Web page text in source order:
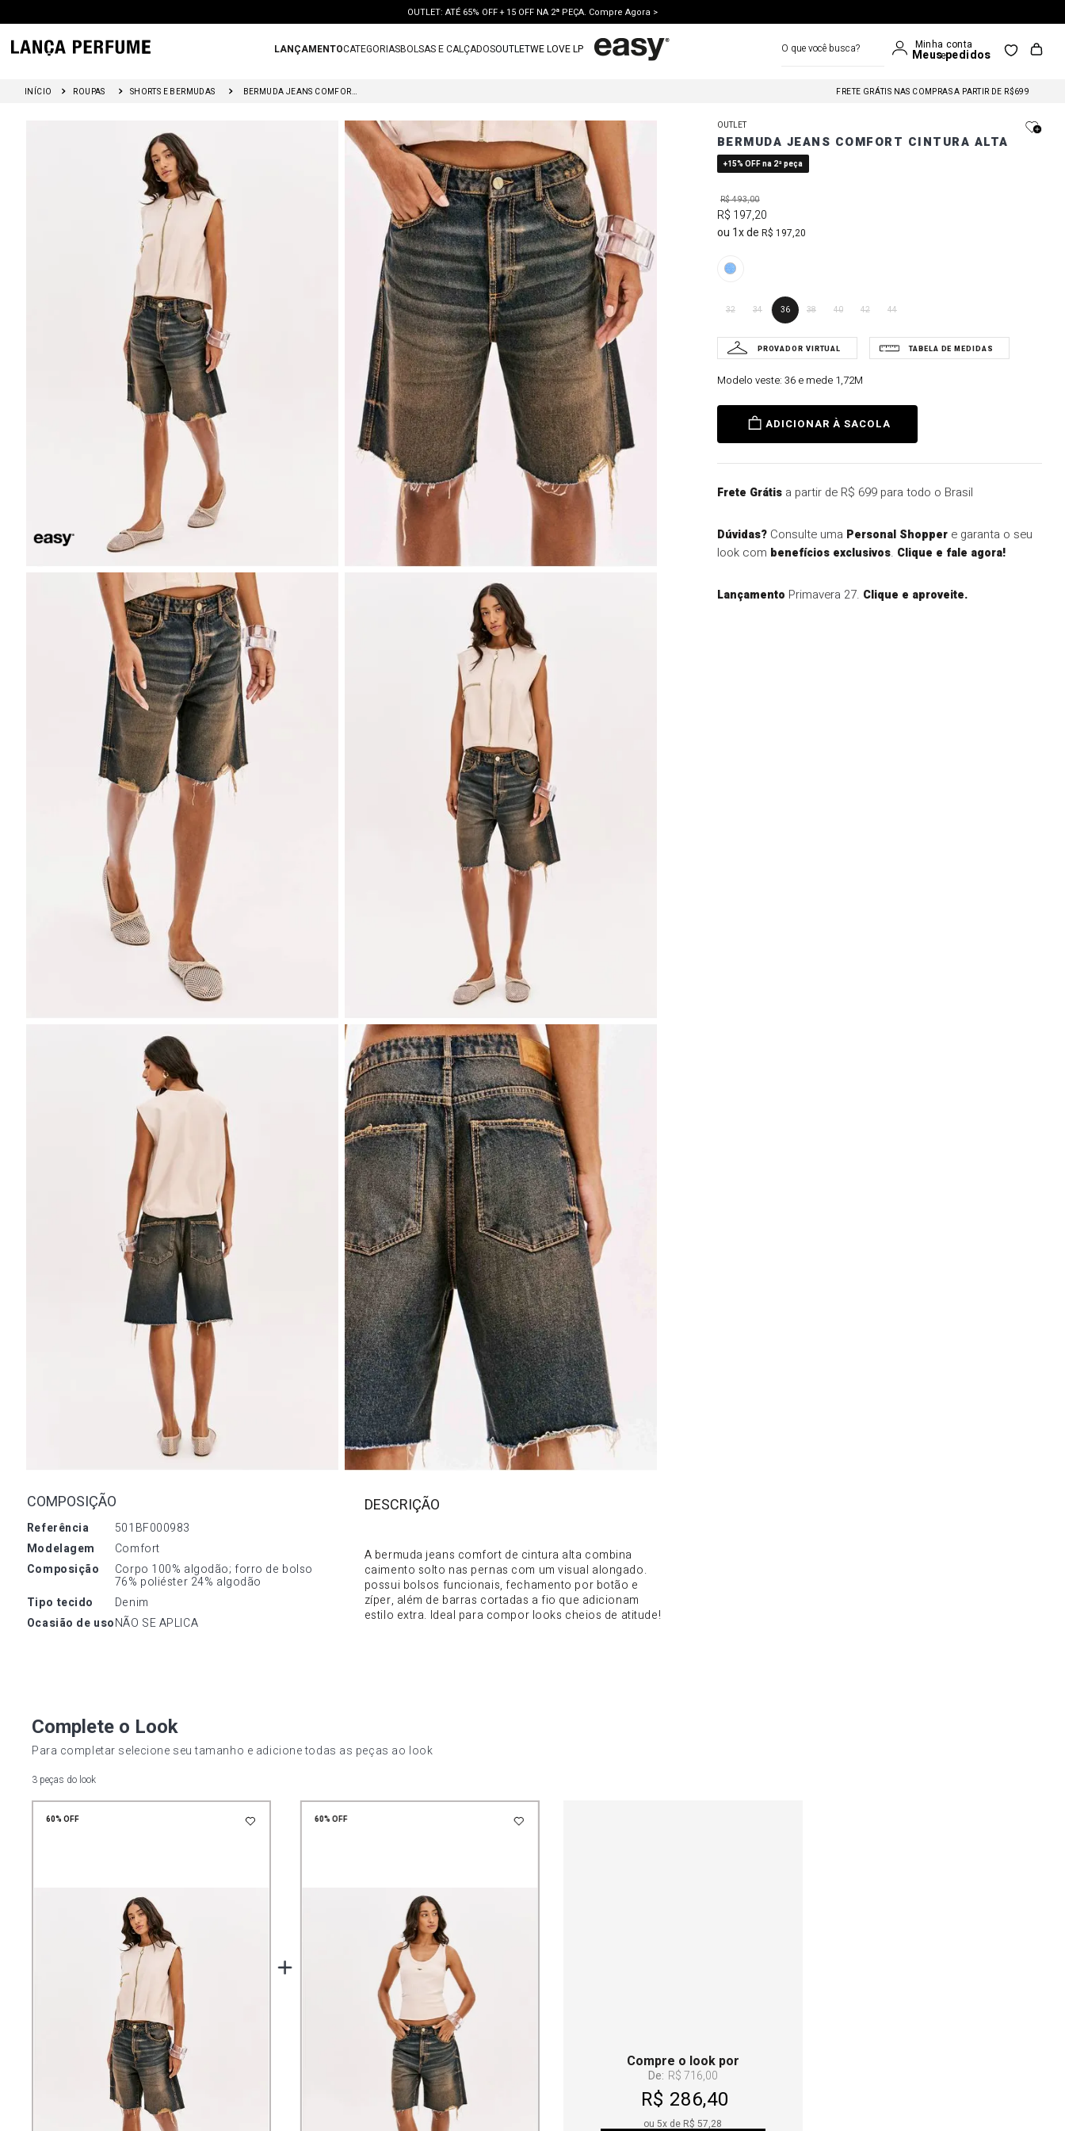
OUTLET: ATÉ 65% OFF + 15 OFF NA 2ª PEÇA. Compre Agora >
LANÇAMENTOCATEGORIASBOLSAS E CALÇADOSOUTLETWE LOVE LP
ROUPAS SHORTS E BERMUDAS BERMUDA JEANS COMFORT CINTURA ALTA FRETE GRÁTIS NAS COMPRAS A PARTIR DE R$699
FRETE GRÁTIS NAS COMPRAS A PARTIR DE R$699
COMPOSIÇÃO
referência
501BF000983
modelagem
Comfort
composição
Corpo 100% algodão; forro de bolso
76% poliéster 24% algodão
tipo tecido
Denim
ocasião de usoNÃO SE APLICA
A bermuda jeans comfort de cintura alta combina
caimento solto nas pernas com um visual alongado.
possui bolsos funcionais, fechamento por botão e
zíper, além de barras cortadas a fio que adicionam
estilo extra. Ideal para compor looks cheios de atitude!
OUTLET
BERMUDA JEANS COMFORT CINTURA ALTA
+15% OFF na 2ª peça
R$493,00
R$ 197,20
1
R$ 197,20
32 34 36 38 40 42 44
Modelo veste: 36 e mede 1,72M
ADICIONAR À SACOLA
Frete Grátisa partir de R$ 699 para todo o Brasil
Dúvidas?Consulte uma Personal Shoppere garanta o seu
look com benefícios exclusivos. Clique e fale agora!
Lançamento Primavera 27. Clique e aproveite.
Complete o Look
Para completar selecione seu tamanho e adicione todas as peças ao look
3 peças do look
60% OFF 60% OFF
Compre o look por
De: R$ 716,00
R$ 286,40
ou5x de R$ 57,28
2º
bolsa
3º
calca jeans
4º
blusa
5º
calca
6º
vestido curto
7º
bota
8º
tenis
9º
t shirt
10º saia